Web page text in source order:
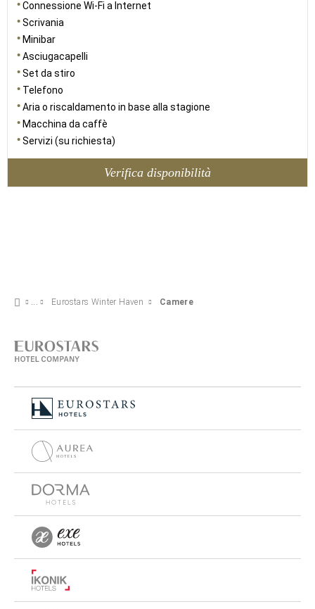
Connessione Wi-Fi a Internet
Scrivania
Minibar
Asciugacapelli
Set da stiro
Telefono
Aria o riscaldamento in base alla stagione
Macchina da caffè
Servizi (su richiesta)
Verifica disponibilità
Eurostars Winter Haven Camere